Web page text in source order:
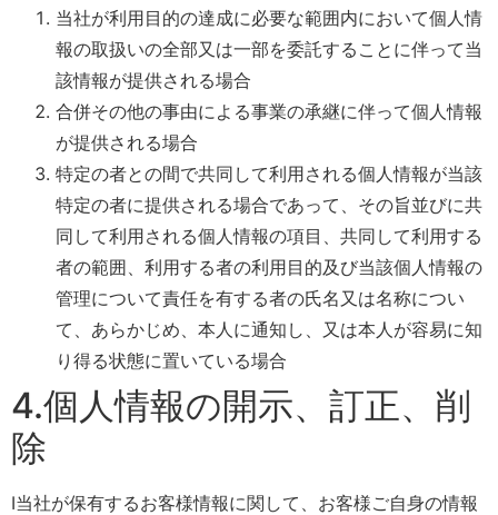
当社が利用目的の達成に必要な範囲内において個人情
報の取扱いの全部又は一部を委託することに伴って当
該情報が提供される場合
合併その他の事由による事業の承継に伴って個人情報
が提供される場合
特定の者との間で共同して利用される個人情報が当該
特定の者に提供される場合であって、その旨並びに共
同して利用される個人情報の項目、共同して利用する
者の範囲、利用する者の利用目的及び当該個人情報の
管理について責任を有する者の氏名又は名称につい
て、あらかじめ、本人に通知し、又は本人が容易に知
り得る状態に置いている場合
4.個人情報の開示、訂正、削
除
I当社が保有するお客様情報に関して、お客様ご自身の情報